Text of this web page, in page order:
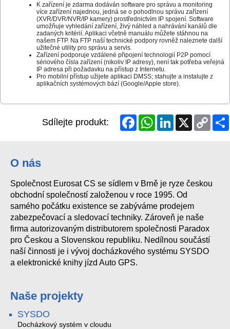
K zařízení je zdarma dodáván software pro správu a monitoring
více zařízení najednou, jedná se o pohodlnou správu zařízení
(XVR/DVR/NVR/IP kamery) prostřednictvím IP spojení. Software
umožňuje vyhledání zařízení, živý náhled a nahrávání kanálů dle
zadaných kritérií. Aplikaci včetně manuálu můžete stáhnou na
našem FTP. Na FTP naší technické podpory rovněž naleznete další
užitečné utility pro správu a servis.
Zařízení podporuje vzdálené připojení technologií P2P pomocí
sériového čísla zařízení (nikoliv IP adresy), není tak potřeba veřejná
IP adresa při požadavku na přístup z Internetu.
Pro mobilní přístup užijete aplikaci DMSS; stahujte a instalujte z
aplikačních systémových bází (Google/Apple store).
Sdílejte produkt: FacebookWhatsAppLinkedInX
Copy
Link
O nás
Společnost Eurosat CS se sídlem v Brně je ryze českou
obchodní společností založenou v roce 1995. Od
samého počátku existence se zabýváme prodejem
zabezpečovací a sledovací techniky. Zároveň je naše
firma autorizovaným distributorem společnosti Paradox
pro Českou a Slovenskou republiku. Nedílnou součástí
naší činnosti je i vývoj docházkového systému SYSDO
a elektronické knihy jízd Auto GPS.
Naše projekty
SYSDO
Docházkový systém v cloudu